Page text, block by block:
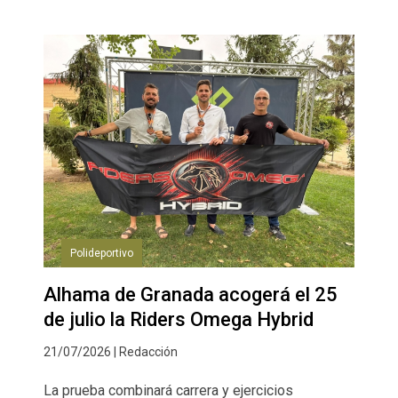
Polideportivo
Alhama de Granada acogerá el 25
de julio la Riders Omega Hybrid
21/07/2026 | Redacción
La prueba combinará carrera y ejercicios